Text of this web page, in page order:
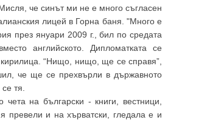
че синът ми не е много съгласен
лицей в Горна баня. "Много е
през януари 2009 г., бил по средата
английското. Дипломатката се
“Нищо, нищо, ще се справя”,
че ще се прехвърли в държавното
тя.
на български - книги, вестници,
превели и на хърватски, гледала е и